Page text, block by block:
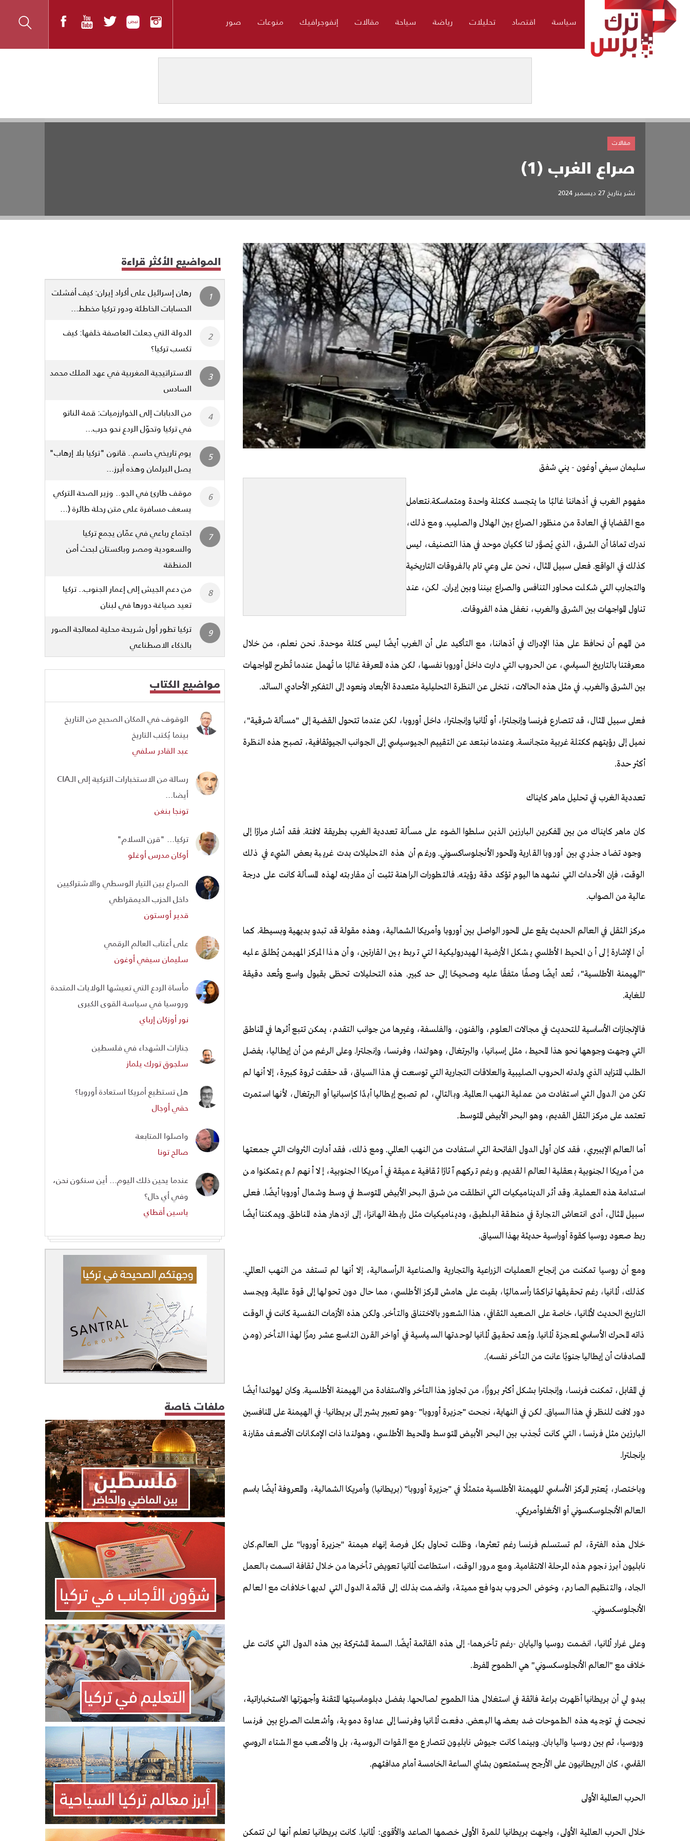
سياسة اقتصاد تحليلات رياضة سياحة مقالات إنفوجرافيك منوعات صور
صراع الغرب (1)
نشر بتاريخ27 ديسمبر 2024
مقالات
سليمان سيفي أوغون - يني شفق
مفهوم الغرب في أذهاننا غالبًا ما يتجسد ككتلة واحدة ومتماسكة.نتعامل
مع القضايا في العادة من منظور الصراع بين الهلال والصليب. ومع ذلك،
ندرك تمامًا أن الشرق، الذي يُصوَّر لنا ككيان موحد في هذا التصنيف، ليس
كذلك في الواقع. فعلى سبيل المثال، نحن على وعي تام بالفروقات التاريخية
والتجارب التي شكلت محاور التنافس والصراع بيننا وبين إيران. لكن، عند
تناول المواجهات بين الشرق والغرب، نغفل هذه الفروقات.
من المهم أن نحافظ على هذا الإدراك في أذهاننا، مع التأكيد على أن الغرب أيضًا ليس كتلة موحدة. نحن نعلم، من خلال
معرفتنا بالتاريخ السياسي، عن الحروب التي دارت داخل أوروبا نفسها، لكن هذه المعرفة غالبًا ما تُهمل عندما تُطرح المواجهات
بين الشرق والغرب. في مثل هذه الحالات، نتخلى عن النظرة التحليلية متعددة الأبعاد ونعود إلى التفكير الأحادي السائد.
فعلى سبيل المثال، قد تتصارع فرنسا وإنجلترا، أو ألمانيا وإنجلترا، داخل أوروبا، لكن عندما تتحول القضية إلى "مسألة شرقية"،
نميل إلى رؤيتهم ككتلة غربية متجانسة. وعندما نبتعد عن التقييم الجيوسياسي إلى الجوانب الجيوثقافية، تصبح هذه النظرة
أكثر حدة.
تعددية الغرب في تحليل ماهر كايناك
كان ماهر كايناك من بين المفكرين البارزين الذين سلطوا الضوء على مسألة تعددية الغرب بطريقة لافتة. فقد أشار مرارًا إلى
وجود تضاد جذري بين أوروبا القارية والمحور الأنجلوساكسوني. ورغم أن هذه التحليلات بدت غريبة بعض الشيء في ذلك
الوقت، فإن الأحداث التي نشهدها اليوم تؤكد دقة رؤيته. فالتطورات الراهنة تثبت أن مقاربته لهذه المسألة كانت على درجة
عالية من الصواب.
مركز الثقل في العالم الحديث يقع على المحور الواصل بين أوروبا وأمريكا الشمالية، وهذه مقولة قد تبدو بديهية وبسيطة. كما
أن الإشارة إلى أن المحيط الأطلسي يشكل الأرضية الهيدروليكية التي تربط بين القارتين، وأن هذا المركز المهيمن يُطلق عليه
"الهيمنة الأطلسية"، تُعد أيضًا وصفًا متفقًا عليه وصحيحًا إلى حد كبير. هذه التحليلات تحظى بقبول واسع وتُعد دقيقة
للغاية.
فالإنجازات الأساسية للتحديث في مجالات العلوم، والفنون، والفلسفة، وغيرها من جوانب التقدم، يمكن تتبع أثرها في المناطق
التي وجهت وجوهها نحو هذا المحيط، مثل إسبانيا، والبرتغال، وهولندا، وفرنسا، وإنجلترا. وعلى الرغم من أن إيطاليا، بفضل
الطلب المتزايد الذي ولدته الحروب الصليبية والعلاقات التجارية التي توسعت في هذا السياق، قد حققت ثروة كبيرة، إلا أنها لم
تكن من الدول التي استفادت من عملية النهب العالمية. وبالتالي، لم تصبح إيطاليا أبدًا كإسبانيا أو البرتغال، لأنها استمرت
تعتمد على مركز الثقل القديم، وهو البحر الأبيض المتوسط.
أما العالم الإيبيري، فقد كان أول الدول الفاتحة التي استفادت من النهب العالمي. ومع ذلك، فقد أدارت الثروات التي جمعتها
من أمريكا الجنوبية بعقلية العالم القديم. ورغم تركهم آثارًا ثقافية عميقة في أمريكا الجنوبية، إلا أنهم لم يتمكنوا من
استدامة هذه العملية. وقد أثر الديناميكيات التي انطلقت من شرق البحر الأبيض المتوسط في وسط وشمال أوروبا أيضًا. فعلى
سبيل المثال، أدى انتعاش التجارة في منطقة البلطيق، وديناميكيات مثل رابطة الهانزا، إلى ازدهار هذه المناطق. ويمكننا أيضًا
ربط صعود روسيا كقوة أوراسية حديثة بهذا السياق.
ومع أن روسيا تمكنت من إنجاح العمليات الزراعية والتجارية والصناعية الرأسمالية، إلا أنها لم تستفد من النهب العالمي.
كذلك، ألمانيا، رغم تحقيقها تراكمًا رأسماليًا، بقيت على هامش المركز الأطلسي، مما حال دون تحولها إلى قوة عالمية. ويجسد
التاريخ الحديث لألمانيا، خاصة على الصعيد الثقافي، هذا الشعور بالاختناق والتأخر. ولكن هذه الأزمات النفسية كانت في الوقت
ذاته المحرك الأساسي لمعجزة ألمانيا. ويُعد تحقيق ألمانيا لوحدتها السياسية في أواخر القرن التاسع عشر رمزًا لهذا التأخر (ومن
المصادفات أن إيطاليا جنوبًا عانت من التأخر نفسه).
في المقابل، تمكنت فرنسا، وإنجلترا بشكل أكثر بروزًا، من تجاوز هذا التأخر والاستفادة من الهيمنة الأطلسية. وكان لهولندا أيضًا
دور لافت للنظر في هذا السياق. لكن في النهاية، نجحت "جزيرة أوروبا" -وهو تعبير يشير إلى بريطانيا- في الهيمنة على المنافسين
البارزين مثل فرنسا، التي كانت تُجذب بين البحر الأبيض المتوسط والمحيط الأطلسي، وهولندا ذات الإمكانات الأضعف مقارنة
بإنجلترا.
وباختصار، يُعتبر المركز الأساسي للهيمنة الأطلسية متمثلًا في "جزيرة أوروبا" (بريطانيا) وأمريكا الشمالية، والمعروفة أيضًا باسم
العالم الأنجلوسكسوني أو الأنغلوأمريكي.
خلال هذه الفترة، لم تستسلم فرنسا رغم تعثرها، وظلت تحاول بكل فرصة إنهاء هيمنة "جزيرة أوروبا" على العالم.كان
نابليون أبرز نجوم هذه المرحلة الانتقامية. ومع مرور الوقت، استطاعت ألمانيا تعويض تأخرها من خلال ثقافة اتسمت بالعمل
الجاد، والتنظيم الصارم، وخوض الحروب بدوافع مميتة، وانضمت بذلك إلى قائمة الدول التي لديها خلافات مع العالم
الأنجلوسكسوني.
وعلى غرار ألمانيا، انضمت روسيا واليابان -رغم تأخرهما- إلى هذه القائمة أيضًا. السمة المشتركة بين هذه الدول التي كانت على
خلاف مع "العالم الأنجلوسكسوني" هي الطموح المفرط.
يبدو لي أن بريطانيا أظهرت براعة فائقة في استغلال هذا الطموح لصالحها. بفضل دبلوماسيتها المتقنة وأجهزتها الاستخباراتية،
نجحت في توجيه هذه الطموحات ضد بعضها البعض. دفعت ألمانيا وفرنسا إلى عداوة دموية، وأشعلت الصراع بين فرنسا
وروسيا، ثم بين روسيا واليابان. وبينما كانت جيوش نابليون تتصارع مع القوات الروسية، بل والأصعب مع الشتاء الروسي
القاسي، كان البريطانيون على الأرجح يستمتعون بشاي الساعة الخامسة أمام مدافئهم.
الحرب العالمية الأولى
خلال الحرب العالمية الأولى، واجهت بريطانيا للمرة الأولى خصمها الصاعد والأقوى: ألمانيا. كانت بريطانيا تعلم أنها لن تتمكن
المواضيع الأكثر قراءة
رهان إسرائيل على أكراد إيران: كيف أفشلت
الحسابات الخاطئة ودور تركيا مخطط...
الدولة التي جعلت العاصفة خلفها: كيف
تكسب تركيا؟
الاستراتيجية المغربية في عهد الملك محمد
السادس
من الدبابات إلى الخوارزميات: قمة الناتو
في تركيا وتحوّل الردع نحو حرب...
يوم تاريخي حاسم.. قانون "تركيا بلا إرهاب"
يصل البرلمان وهذه أبرز...
موقف طارئ في الجو.. وزير الصحة التركي
يسعف مسافرة على متن رحلة طائرة (...
اجتماع رباعي في عمّان يجمع تركيا
والسعودية ومصر وباكستان لبحث أمن
المنطقة
من دعم الجيش إلى إعمار الجنوب.. تركيا
تعيد صياغة دورها في لبنان
تركيا تطور أول شريحة محلية لمعالجة الصور
بالذكاء الاصطناعي
مواضيع الكتاب
الوقوف في المكان الصحيح من التاريخ
بينما يُكتب التاريخ
عبد القادر سلفي
رسالة من الاستخبارات التركية إلى الـCIA
أيضا...
تونجا بنغن
تركيا... "قرن السلام"
أوكان مدرس أوغلو
الصراع بين التيار الوسطي والاشتراكيين
داخل الحزب الديمقراطي
قدير أوستون
على أعتاب العالم الرقمي
سليمان سيفي أوغون
مأساة الردع التي تعيشها الولايات المتحدة
وروسيا في سياسة القوى الكبرى
نور أوزكان إرباي
جنازات الشهداء في فلسطين
سلجوق تورك يلماز
هل تستطيع أمريكا استعادة أوروبا؟
حقي أوجال
واصلوا المتابعة
صالح تونا
عندما يحين ذلك اليوم... أين سنكون نحن،
وفي أي حال؟
ياسين أقطاي
ملفات خاصة